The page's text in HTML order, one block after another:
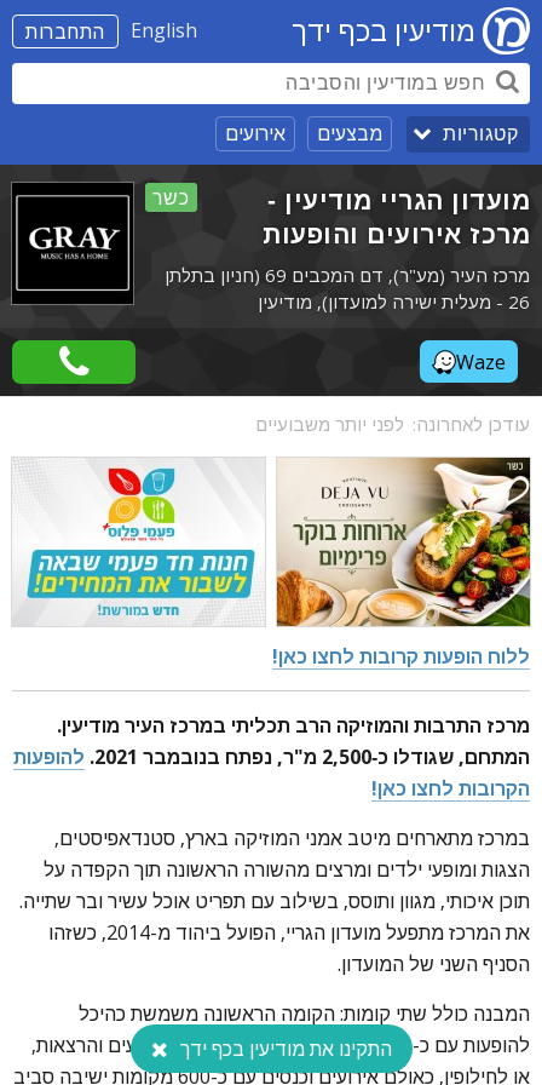
התחברות English מודיעין בכף ידך
קטגוריות מבצעים אירועים
כשר
מועדון הגריי מודיעין -
מרכז אירועים והופעות
מרכז העיר (מע"ר), דם המכבים 69 (חניון בתלתן
26 - מעלית ישירה למועדון), מודיעין
Waze
עודכן לאחרונה: לפני יותר משבועיים
ללוח הופעות קרובות לחצו כאן!
מרכז התרבות והמוזיקה הרב תכליתי במרכז העיר מודיעין.
המתחם, שגודלו כ-2,500 מ"ר, נפתח בנובמבר 2021.
להופעות
הקרובות לחצו כאן!
במרכז מתארחים מיטב אמני המוזיקה בארץ, סטנדאפיסטים,
הצגות ומופעי ילדים ומרצים מהשורה הראשונה תוך הקפדה על
תוכן איכותי, מגוון ותוסס, בשילוב עם תפריט אוכל עשיר ובר שתייה.
את המרכז מתפעל מועדון הגריי, הפועל ביהוד מ-2014, כשזהו
הסניף השני של המועדון.
המבנה כולל שתי קומות: הקומה הראשונה משמשת כהיכל
להופעות עם כ-400 מושבים מודולריים ובמה למופעים והרצאות,
או לחילופין, כאולם אירועים וכנסים עם כ-600 מקומות ישיבה סביב
התקינו את מודיעין בכף ידך